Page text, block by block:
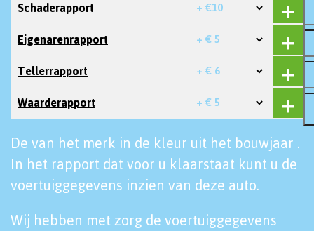
Schaderapport + €10
Eigenarenrapport + € 5
Tellerrapport + € 6
Waarderapport + € 5
De van het merk in de kleur uit het bouwjaar .
In het rapport dat voor u klaarstaat kunt u de
voertuiggegevens inzien van deze auto.
Wij hebben met zorg de voertuiggegevens